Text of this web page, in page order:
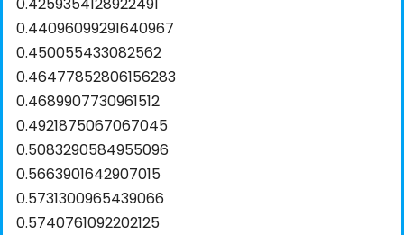
0.44096099291640967
0.450055433082562
0.46477852806156283
0.4689907730961512
0.4921875067067045
0.5083290584955096
0.5663901642907015
0.5731300965439066
0.5740761092202125